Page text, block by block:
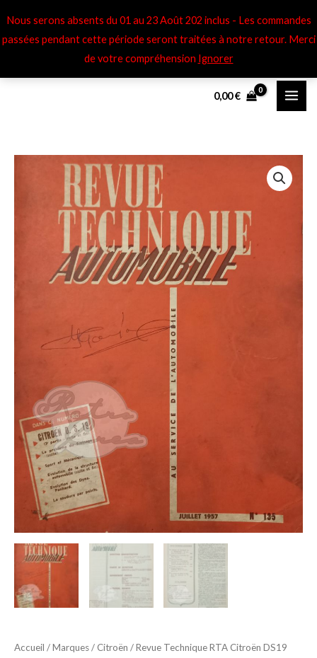
Nous serons absents du 01 au 23 Août 202 inclus - Les commandes
passées pendant cette période seront traitées à notre retour​. Merci
de votre compréhension Ignorer
au
contenu
0,00€
Accueil /Marques/ Citroën / Revue Technique RTA Citroën DS19
Plage
de
prix :
5,00 €
à
25,00 €
Technique